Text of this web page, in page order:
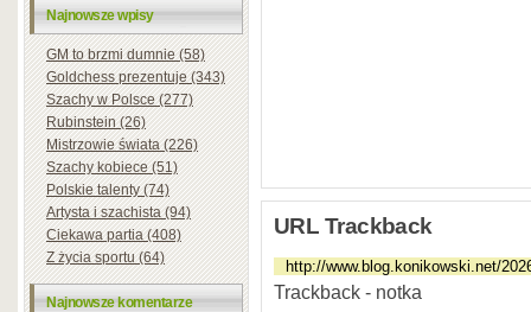
Najnowsze wpisy
GM to brzmi dumnie (58)
Goldchess prezentuje (343)
Szachy w Polsce (277)
Rubinstein (26)
Mistrzowie świata (226)
Szachy kobiece (51)
Polskie talenty (74)
Artysta i szachista (94)
Ciekawa partia (408)
Z życia sportu (64)
Najnowsze komentarze
URL Trackback
Trackback - notka